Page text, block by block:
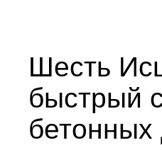
Шесть
быстрый
бетонных